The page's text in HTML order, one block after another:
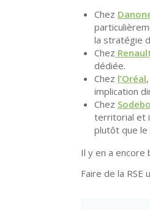
Chez
la stratégie
Chez
dédiée.
Chez l’Oréal
implication
Chez Sodebo
territorial et
plutôt que le
Il y en a encore
Faire de la